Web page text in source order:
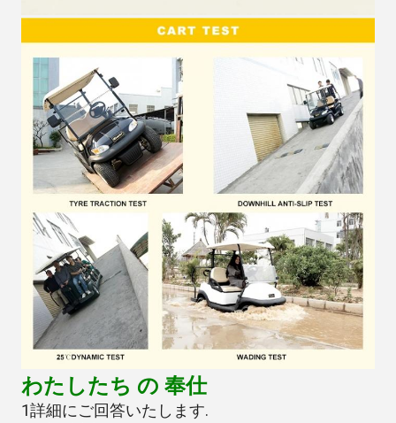
わたしたち の 奉仕
1詳細にご回答いたします.